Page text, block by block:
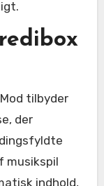
tilbyder
der
musikspil
indhold,